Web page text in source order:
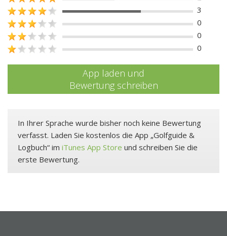
3
0
0
0
App laden und
Bewertung schreiben
In Ihrer Sprache wurde bisher noch keine Bewertung
verfasst. Laden Sie kostenlos die App „Golfguide &
Logbuch“ im iTunes App Store und schreiben Sie die
erste Bewertung.